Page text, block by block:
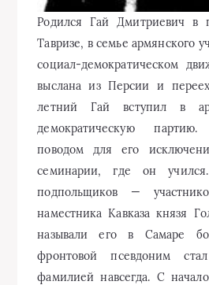
Родился Гай Дмитриевич в
Тавризе, в семье армянского
социал-демократическом
выслана из Персии и
летний Гай вступил в
демократическую
поводом для его
семинарии, где он
подпольщиков —
наместника Кавказа князя
называли его в Самаре
фронтовой псевдоним
фамилией навсегда. С